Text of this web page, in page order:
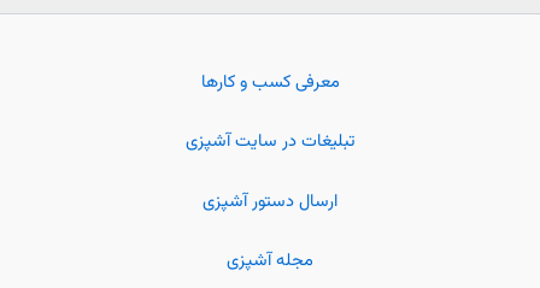
معرفی کسب و کارها
تبلیغات در سایت آشپزی
ارسال دستور آشپزی
مجله آشپزی